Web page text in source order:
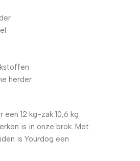
herder
12 kg-zak 10,6 kg
is in onze brok. Met
is Yourdog een